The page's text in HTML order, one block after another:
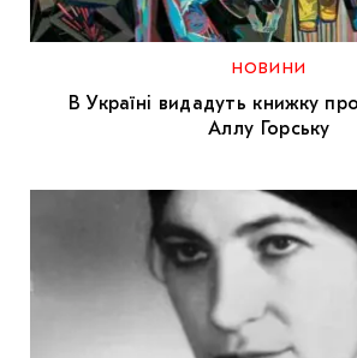
МАРІУПОЛЬСЬКІ
ДОСЛІДНИЦЬКА
ЗАПАЛЕННЯ
НОВИНИ
В Україні видадуть книжку
Аллу Горську